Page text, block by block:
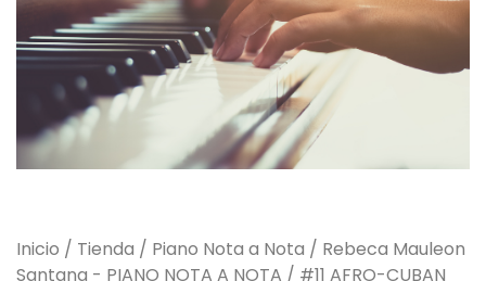
Inicio / Tienda / Piano Nota a Nota / Rebeca Mauleon
Santana - PIANO NOTA A NOTA / #11 AFRO-CUBAN